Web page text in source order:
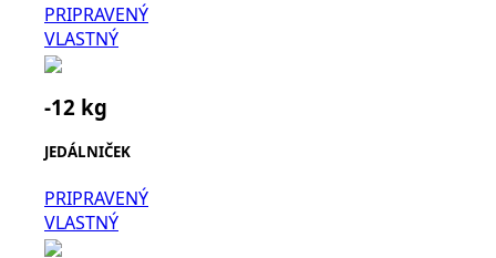
PRIPRAVENÝ
VLASTNÝ
-12 kg
JEDÁLNIČEK
PRIPRAVENÝ
VLASTNÝ